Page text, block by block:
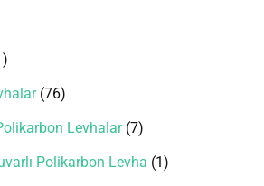
76
Levhalar 7
Polikarbon Levha 1